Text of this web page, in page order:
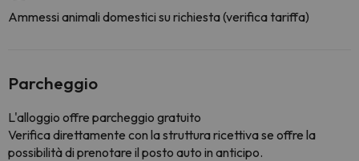
Ammessi animali domestici su richiesta (verifica tariffa)
Parcheggio
L'alloggio offre parcheggio gratuito
Verifica direttamente con la struttura ricettiva se offre la
possibilità di prenotare il posto auto in anticipo.